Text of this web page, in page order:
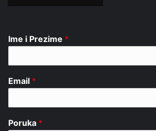
Ime i Prezime *
Email *
Poruka *